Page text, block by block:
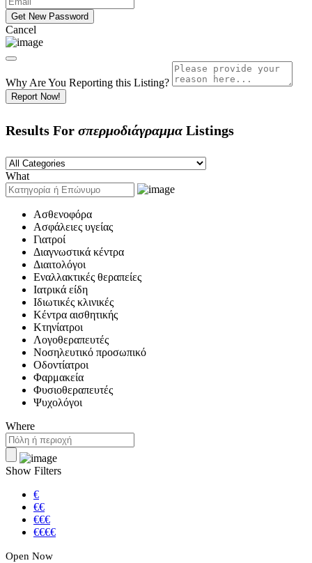
Cancel
Why Are You Reporting this Listing?
Report Now!
Results For σπερμοδιάγραμμαListings
What
Ασθενοφόρα
Ασφάλειες υγείας
Γιατροί
Διαγνωστικά κέντρα
Διαιτολόγοι
Εναλλακτικές θεραπείες
Ιατρικά είδη
Ιδιωτικές κλινικές
Κέντρα αισθητικής
Κτηνίατροι
Λογοθεραπευτές
Νοσηλευτικό προσωπικό
Οδοντίατροι
Φαρμακεία
Φυσιοθεραπευτές
Ψυχολόγοι
Where
Show Filters
€
€€
€€€
€€€€
Open Now